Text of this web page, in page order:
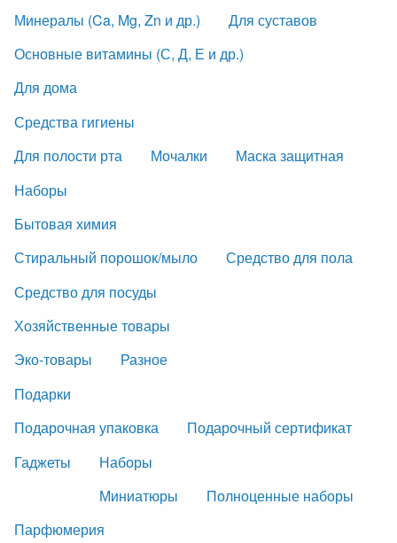
Минералы (Ca, Mg, Zn и др.)
Для суставов
Основные витамины (С, Д, Е и др.)
Для дома
Средства гигиены
Для полости рта
Мочалки
Маска защитная
Наборы
Бытовая химия
Стиральный порошок/мыло
Средство для пола
Средство для посуды
Хозяйственные товары
Эко-товары
Разное
Подарки
Подарочная упаковка
Подарочный сертификат
Гаджеты
Наборы
Миниатюры
Полноценные наборы
Парфюмерия